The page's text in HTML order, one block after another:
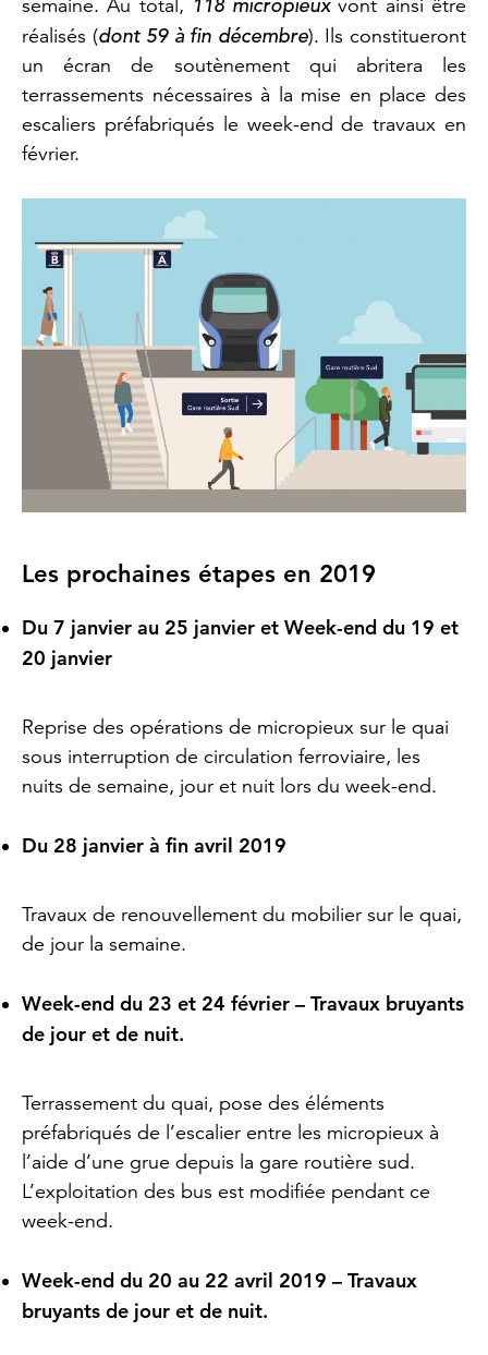
semaine. Au total,
vont ainsi être
réalisés (dont 59 à fin décembre). Ils constitueront
un écran de soutènement qui abritera les
terrassements nécessaires à la mise en place des
escaliers préfabriqués le week-end de travaux en
février.
Les prochaines étapes en 2019
Du 7 janvier au 25 janvier et Week-end du 19 et
20 janvier
Reprise des opérations de micropieux sur le quai
sous interruption de circulation ferroviaire, les
nuits de semaine, jour et nuit lors du week-end.
Du 28 janvier à fin avril 2019
Travaux de renouvellement du mobilier sur le quai,
de jour la semaine.
Week-end du 23 et 24 février – Travaux bruyants
de jour et de nuit.
Terrassement du quai, pose des éléments
préfabriqués de l’escalier entre les micropieux à
l’aide d’une grue depuis la gare routière sud.
L’exploitation des bus est modifiée pendant ce
week-end.
Week-end du 20 au 22 avril 2019 – Travaux
bruyants de jour et de nuit.